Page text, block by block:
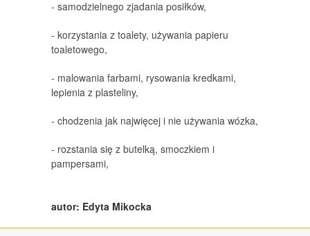
- samodzielnego zjadania posiłków,
- korzystania z toalety, używania papieru
toaletowego,
- malowania farbami, rysowania kredkami,
lepienia z plasteliny,
- chodzenia jak najwięcej i nie używania wózka,
- rozstania się z butelką, smoczkiem i
pampersami,
autor: Edyta Mikocka